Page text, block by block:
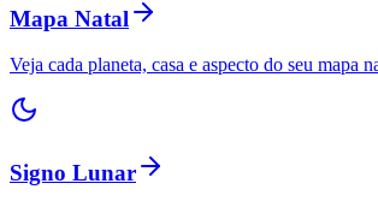
Mapa Natal
Veja cada planeta, casa e aspecto do seu mapa
Signo Lunar